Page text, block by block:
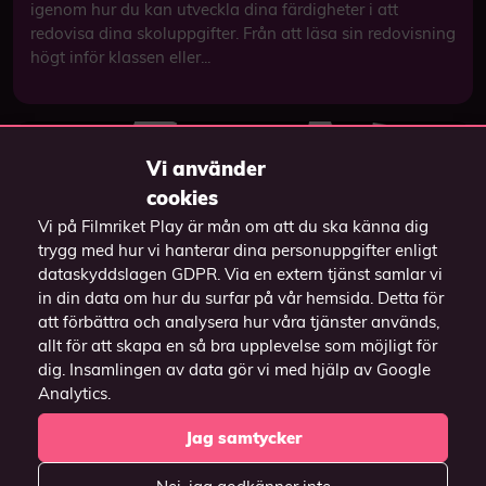
Vi använder
cookies
Vi på Filmriket Play är mån om att du ska känna dig
trygg med hur vi hanterar dina personuppgifter enligt
dataskyddslagen GDPR. Via en extern tjänst samlar vi
in din data om hur du surfar på vår hemsida. Detta för
att förbättra och analysera hur våra tjänster används,
allt för att skapa en så bra upplevelse som möjligt för
dig. Insamlingen av data gör vi med hjälp av Google
Analytics.
Jag samtycker
igenom hur du kan utveckla dina färdigheter i att
redovisa dina skoluppgifter. Från att läsa sin redovisning
högt inför klassen eller...
Stockholms Filmfestival Junior 7 – 13 april
Filmriket blir DIN ingång till Juniors kostnadsfria digitala